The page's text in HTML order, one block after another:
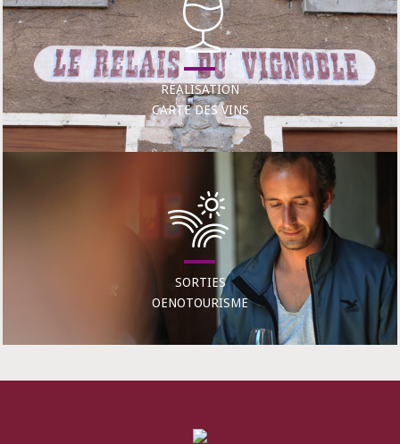
RÉALISATION
CARTE DES VINS
SORTIES
OENOTOURISME